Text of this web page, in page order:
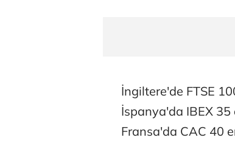
İngiltere'de FTSE
İspanya'da IBEX
Fransa'da CAC 40